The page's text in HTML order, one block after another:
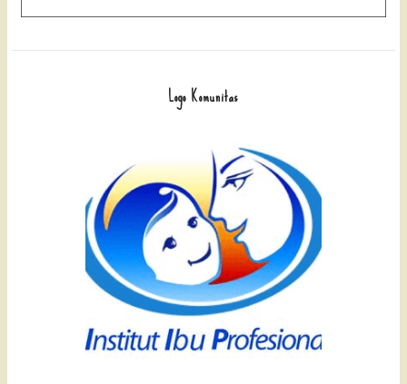
Logo Komunitas